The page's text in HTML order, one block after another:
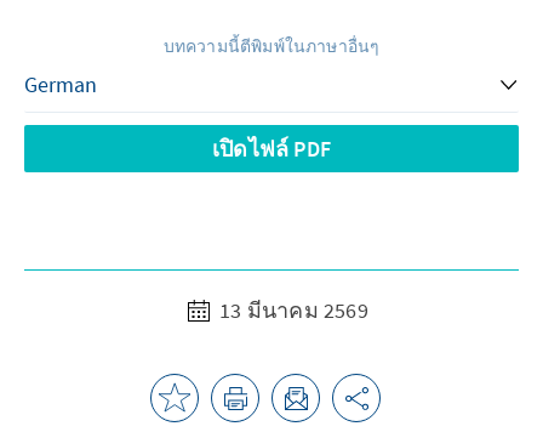
บทความนี้ตีพิมพ์ในภาษาอื่นๆ
เปิดไฟล์ PDF
13 มีนาคม 2569